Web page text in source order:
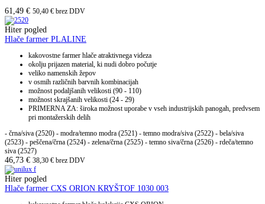
61,49 € 50,40 € brez DDV
Hiter pogled
Hlače farmer PLALINE
kakovostne farmer hlače atraktivnega videza
okolju prijazen material, ki nudi dobro počutje
veliko namenskih žepov
v osmih različnih barvnih kombinacijah
možnost podaljšanih velikosti (90 - 110)
možnost skrajšanih velikosti (24 - 29)
PRIMERNA ZA: široka možnost uporabe v vseh industrijskih panogah, predvsem
pri montažerskih delih
- črna/siva (2520) - modra/temno modra (2521) - temno modra/siva (2522) - bela/siva
(2523) - peščena/črna (2524) - zelena/črna (2525) - temno siva/črna (2526) - rdeča/temno
siva (2527)
46,73 € 38,30 € brez DDV
Hiter pogled
Hlače farmer CXS ORION KRYŠTOF 1030 003